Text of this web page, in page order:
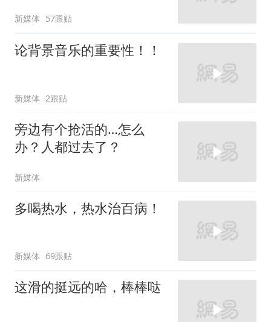
新媒体 57跟贴
论背景音乐的重要性！！
新媒体 2跟贴
旁边有个抢活的…怎么
办？人都过去了？
新媒体
多喝热水，热水治百病！
新媒体 69跟贴
这滑的挺远的哈，棒棒哒